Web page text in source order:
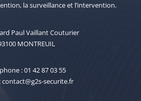
la surveillance et l’intervention.
Paul Vaillant Couturier
MONTREUIL
: 01 42 87 03 55
contact@g2s-securite.fr